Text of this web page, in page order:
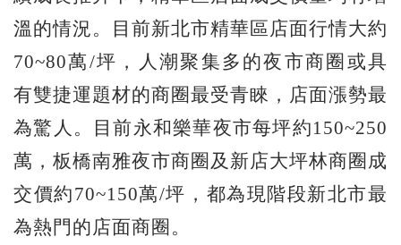
溫的情況。目前新北市精華區店面行情大約
70~80萬/坪，人潮聚集多的夜市商圈或具
有雙捷運題材的商圈最受青睞，店面漲勢最
為驚人。目前永和樂華夜市每坪約150~250
萬，板橋南雅夜市商圈及新店大坪林商圈成
交價約70~150萬/坪，都為現階段新北市最
為熱門的店面商圈。